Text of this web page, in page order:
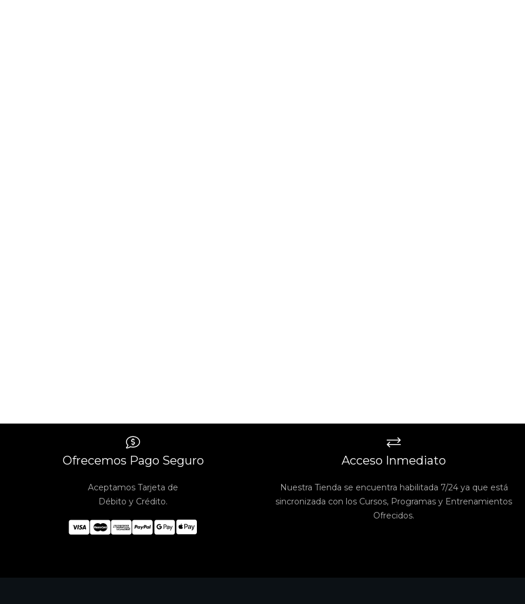
Ofrecemos Pago Seguro
Aceptamos Tarjeta de
Débito y Crédito.
Acceso Inmediato
Nuestra Tienda se encuentra habilitada 7/24 ya que está
sincronizada con los Cursos, Programas y Entrenamientos
Ofrecidos.